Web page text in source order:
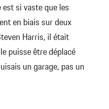
est si vaste que les
en biais sur deux
Harris, il était
puisse être déplacé
un garage, pas un